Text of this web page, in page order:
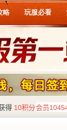
略 玩服必看